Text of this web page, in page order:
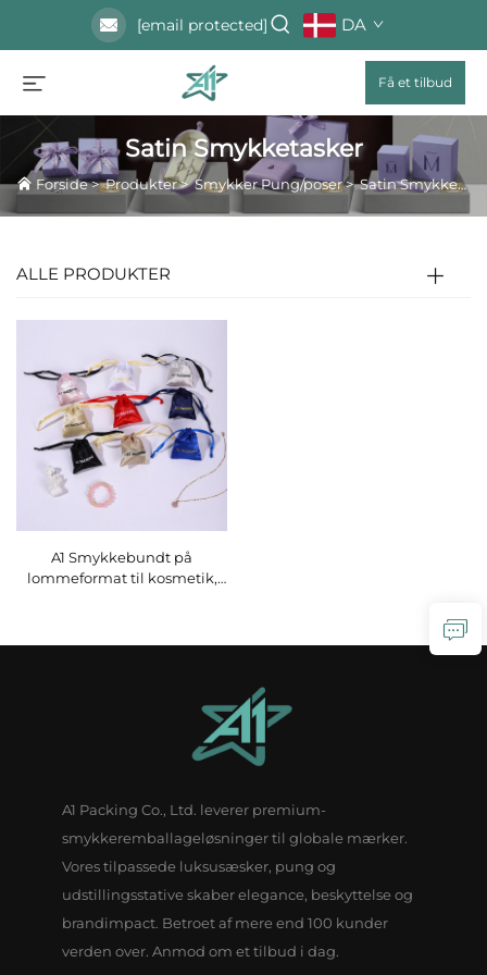
[email protected] DA
Få et tilbud
Satin Smykketasker
Forside>Produkter>Smykker Pung/poser>Satin Smykketasker
ALLE PRODUKTER
A1 Smykkebundt på
lommeformat til kosmetik,
A1 Packing Co., Ltd. leverer premium-
smykkeremballageløsninger til globale mærker.
Vores tilpassede luksusæsker, pung og
udstillingsstative skaber elegance, beskyttelse og
brandimpact. Betroet af mere end 100 kunder
verden over. Anmod om et tilbud i dag.